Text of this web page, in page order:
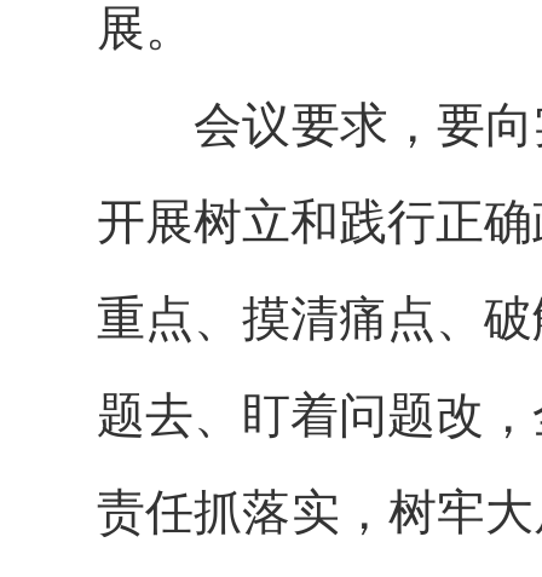
展。
会议要求，要
开展树立和践行正
重点、摸清痛点、
题去、盯着问题改
责任抓落实 ，树牢